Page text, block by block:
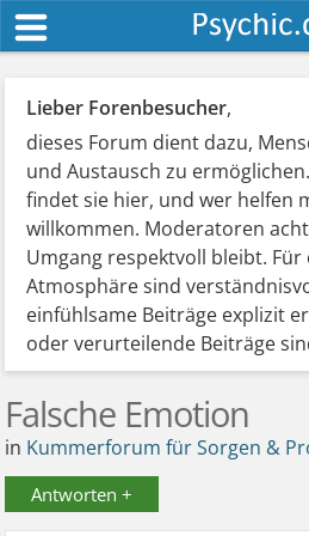
Lieber Forenbesucher,
dieses Forum dient dazu,
und Austausch zu
findet sie hier, und wer helfen
willkommen. Moderatoren
Umgang respektvoll bleibt. Für
Atmosphäre sind
einfühlsame Beiträge explizit
oder verurteilende Beiträge
Falsche Emotion
in Kummerforum für Sorgen &
Antworten +